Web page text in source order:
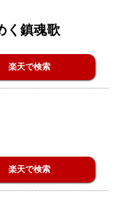
く鎮魂歌
楽天で検索
楽天で検索